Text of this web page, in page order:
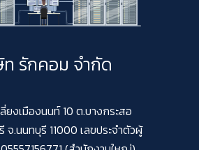
รักคอม จำกัด
ยงเมืองนนท์ 10 ต.บางกระสอ
จ.นนทบุรี 11000 เลขประจำตัวผู้